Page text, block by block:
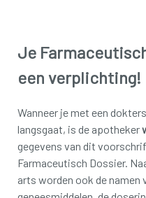
Je
een verplichting!
Wanneer je met een
langsgaat, is de apotheker
gegevens van dit
Farmaceutisch Dossier.
arts worden ook de namen